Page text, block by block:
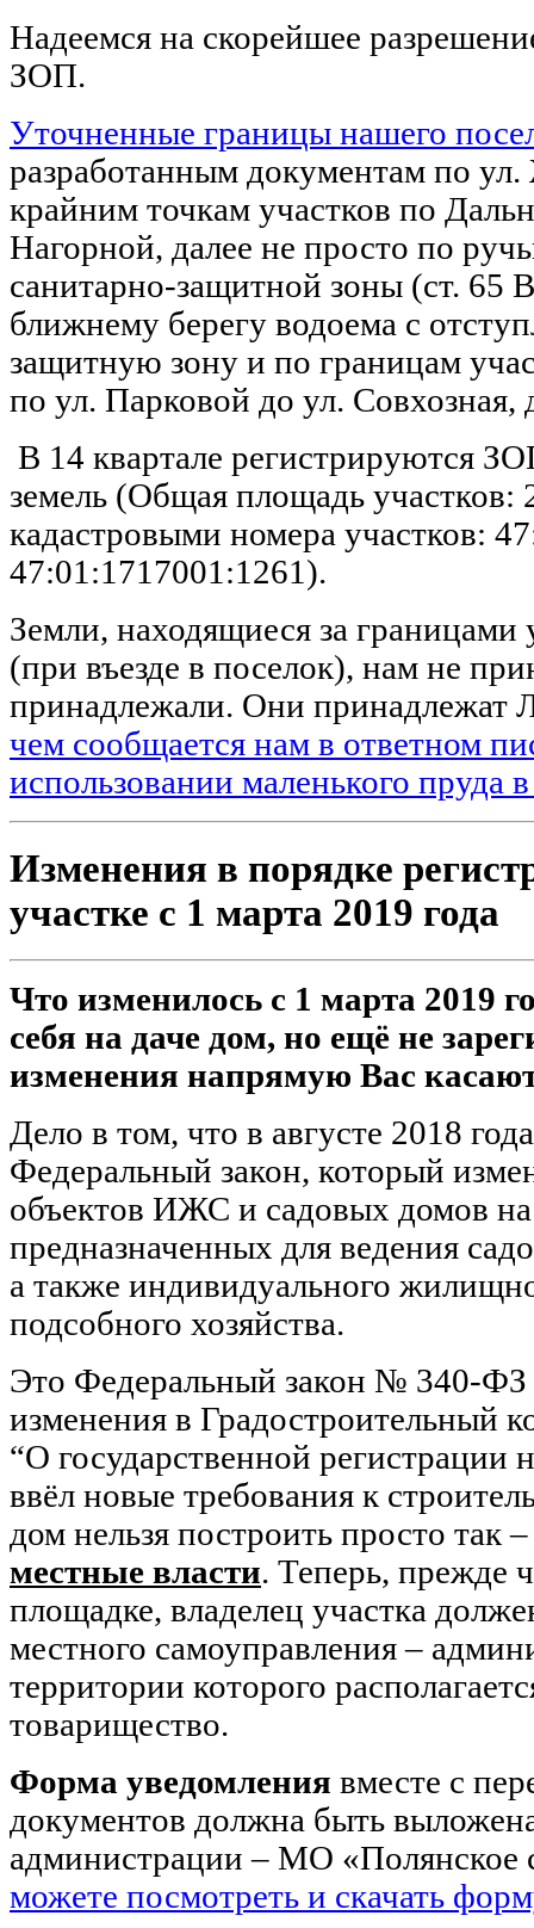
Надеемся на скорейшее
ЗОП.
Уточненные границы нашего
разработанным документам по
крайним точкам участков по
Нагорной, далее не просто по
санитарно-защитной зоны (ст. 65
ближнему берегу водоема с
защитную зону и по границам
по ул. Парковой до ул. Совхозная,
В 14 квартале регистрируются
земель (Общая площадь участков:
кадастровыми номера участков:
47:01:1717001:1261).
Земли, находящиеся за границами
(при въезде в поселок), нам не
принадлежали. Они
чем сообщается нам в ответном
использовании маленького пруда
Изменения в порядке
участке с 1 марта 2019 года
Что изменилось с 1 марта 2019
себя на даче дом, но ещё не
изменения напрямую Вас
Дело в том, что в августе 2018
Федеральный закон, который
объектов ИЖС и садовых домов на
предназначенных для ведения
а также индивидуального
подсобного хозяйства.
Это Федеральный закон № 340-ФЗ
изменения в Градостроительный
“О государственной регистрации
ввёл новые требования к
дом нельзя построить просто так
местные власти. Теперь, прежде
площадке, владелец участка
местного самоуправления –
территории которого
товарищество.
Форма уведомления вместе с
документов должна быть
администрации – МО «Полянское
можете посмотреть и скачать